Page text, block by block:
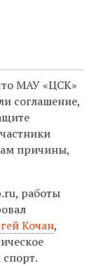
МАУ «ЦСК»
соглашение,
причины,
работы
Кочан,
спорт.